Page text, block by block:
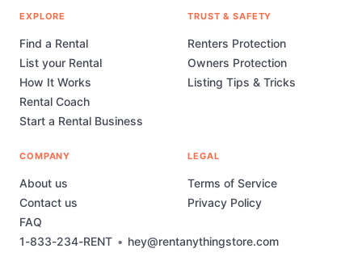
1-833-234-RENT • hey@rentanythingstore.com
EXPLORE
Find a Rental
List your Rental
How It Works
Rental Coach
Start a Rental Business
TRUST & SAFETY
Renters Protection
Owners Protection
Listing Tips & Tricks
COMPANY
About us
Contact us
FAQ
LEGAL
Terms of Service
Privacy Policy